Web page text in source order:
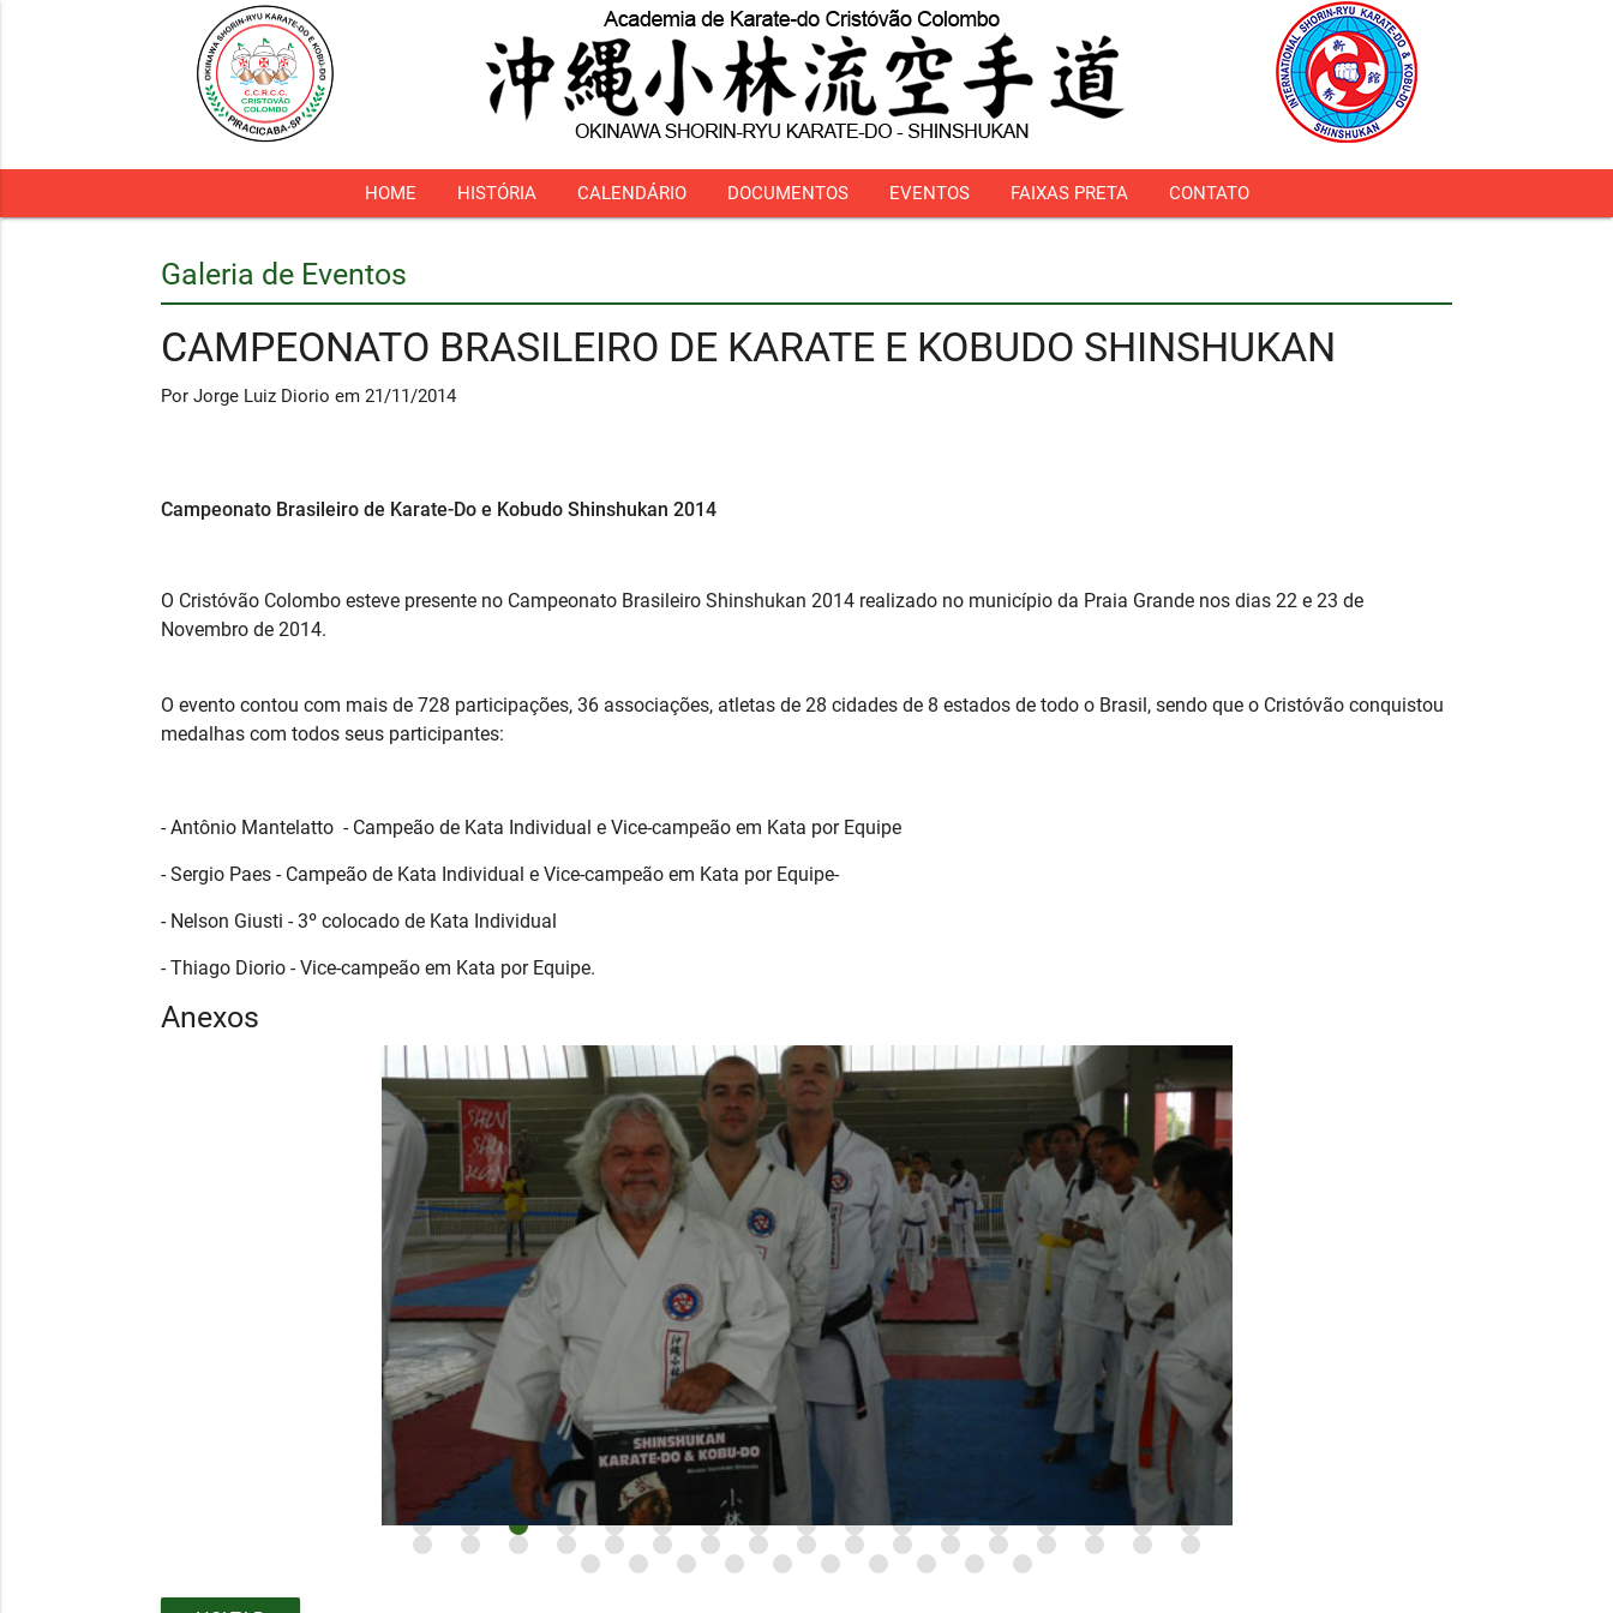
HOME HISTÓRIA CALENDÁRIO DOCUMENTOS EVENTOS FAIXAS PRETA CONTATO
Galeria de Eventos
CAMPEONATO BRASILEIRO DE KARATE E KOBUDO SHINSHUKAN
Por Jorge Luiz Diorio em 21/11/2014
Campeonato Brasileiro de Karate-Do e Kobudo Shinshukan 2014
O Cristóvão Colombo esteve presente no Campeonato Brasileiro Shinshukan 2014 realizado no município da Praia Grande nos dias 22 e 23 de
Novembro de 2014.
O evento contou com mais de 728 participações, 36 associações, atletas de 28 cidades de 8 estados de todo o Brasil, sendo que o Cristóvão conquistou
medalhas com todos seus participantes:
- Antônio Mantelatto - Campeão de Kata Individual e Vice-campeão em Kata por Equipe
- Sergio Paes - Campeão de Kata Individuale Vice-campeão em Kata por Equipe-
- Nelson Giusti - 3º colocado de Kata Individual
- Thiago Diorio -Vice-campeão em Kata por Equipe.
Anexos